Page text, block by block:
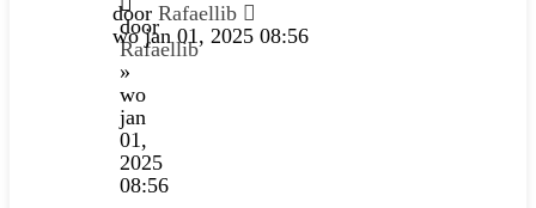
door
Rafaellib
»
wo
jan
01,
2025
08:56
door Rafaellib
wo jan 01, 2025 08:56